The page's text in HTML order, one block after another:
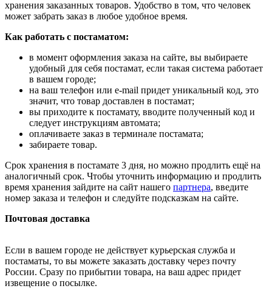
хранения заказанных товаров. Удобство в том, что человек
может забрать заказ в любое удобное время.
Как работать с постаматом:
в момент оформления заказа на сайте, вы выбираете
удобный для себя постамат, если такая система работает
в вашем городе;
на ваш телефон или e-mail придет уникальный код, это
значит, что товар доставлен в постамат;
вы приходите к постамату, вводите полученный код и
следует инструкциям автомата;
оплачиваете заказ в терминале постамата;
забираете товар.
Срок хранения в постамате 3 дня, но можно продлить ещё на
аналогичный срок. Чтобы уточнить информацию и продлить
время хранения зайдите на сайт нашего партнера, введите
номер заказа и телефон и следуйте подсказкам на сайте.
Почтовая доставка
Если в вашем городе не действует курьерская служба и
постаматы, то вы можете заказать доставку через почту
России. Сразу по прибытии товара, на ваш адрес придет
извещение о посылке.